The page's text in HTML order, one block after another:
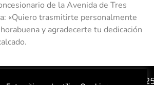
de la Avenida de Tres
«Quiero trasmitirte personalmente
y agradecerte tu dedicación